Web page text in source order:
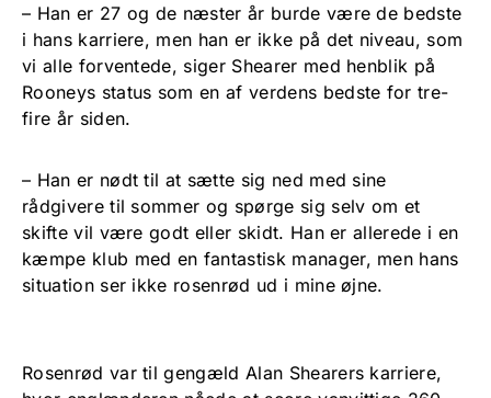
– Han er 27 og de næster år burde være de bedste
i hans karriere, men han er ikke på det niveau, som
vi alle forventede, siger Shearer med henblik på
Rooneys status som en af verdens bedste for tre-
fire år siden.
– Han er nødt til at sætte sig ned med sine
rådgivere til sommer og spørge sig selv om et
skifte vil være godt eller skidt. Han er allerede i en
kæmpe klub med en fantastisk manager, men hans
situation ser ikke rosenrød ud i mine øjne.
Rosenrød var til gengæld Alan Shearers karriere,